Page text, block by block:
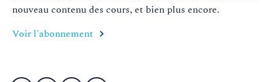
nouveau contenu des cours, et bien plus encore.
Voir l'abonnement